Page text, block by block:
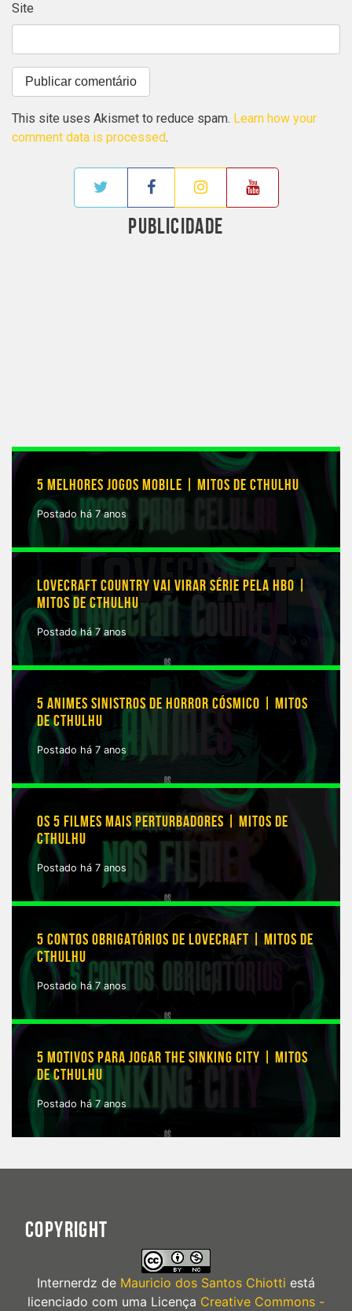
Site
This site uses Akismet to reduce spam. Learn how your
comment data is processed.
PUBLICIDADE
5 MELHORES JOGOS MOBILE | MITOS DE CTHULHU
Postado há 7 anos
LOVECRAFT COUNTRY VAI VIRAR SÉRIE PELA HBO |
MITOS DE CTHULHU
Postado há 7 anos
5 ANIMES SINISTROS DE HORROR CÓSMICO | MITOS
DE CTHULHU
Postado há 7 anos
OS 5 FILMES MAIS PERTURBADORES | MITOS DE
CTHULHU
Postado há 7 anos
5 CONTOS OBRIGATÓRIOS DE LOVECRAFT | MITOS DE
CTHULHU
Postado há 7 anos
5 MOTIVOS PARA JOGAR THE SINKING CITY | MITOS
DE CTHULHU
Postado há 7 anos
COPYRIGHT
Internerdz de Mauricio dos Santos Chiotti está
licenciado com uma Licença Creative Commons -